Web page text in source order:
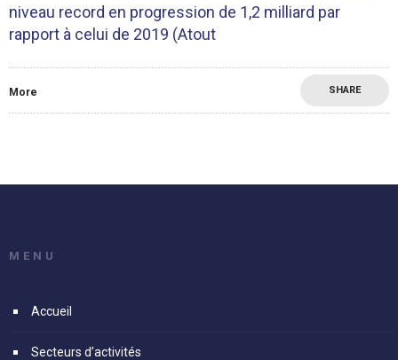
niveau record en progression de 1,2 milliard par
rapport à celui de 2019 (Atout
More SHARE
MENU
Accueil
Secteurs d’activités